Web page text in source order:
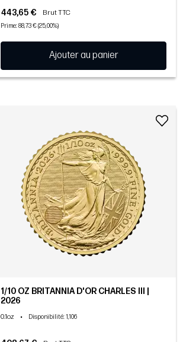
443,65 € Brut TTC
Prime: 88,73 € (25,00%)
Ajouter au panier
1/10 OZ BRITANNIA D'OR CHARLES III |
2026
0.1oz • Disponibilité: 1,106